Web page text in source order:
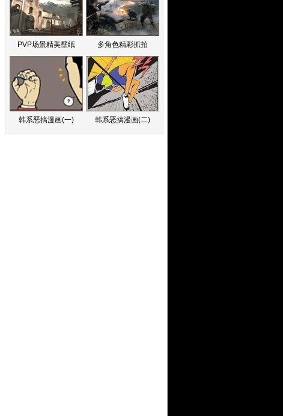
PVP场景精美壁纸 多角色精彩抓拍
韩系恶搞漫画(一) 韩系恶搞漫画(二)